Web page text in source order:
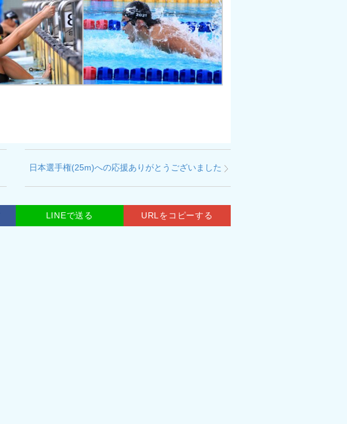
日本選手権(25m)への応援ありがとうございました
LINEで送る URLをコピーする